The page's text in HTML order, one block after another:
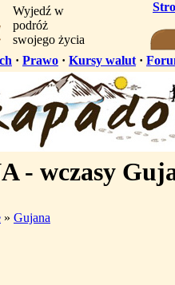
Wyjedź w
podróż
swojego życia
· Prawo · Kursy walut ·
- wczasy
» Gujana